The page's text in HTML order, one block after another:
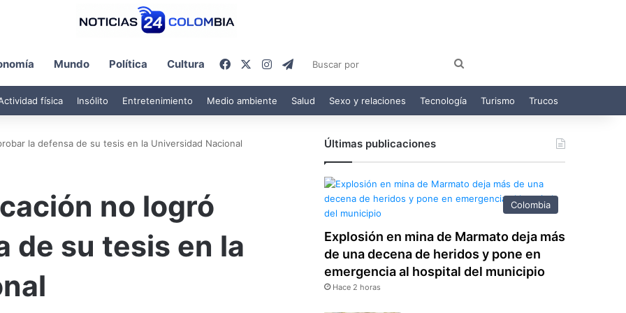
Mundo Política Cultura FacebookInstagram
Telegram
por
física Insólito Entretenimiento Medio ambiente Salud Sexo y relaciones Tecnología Turismo Trucos
la defensa de su tesis en la Universidad Nacional
no logró
de su tesis en la
Últimas publicaciones
Colombia
Explosión en mina de Marmato deja más
de una decena de heridos y pone en
emergencia al hospital del municipio
Hace 2 horas